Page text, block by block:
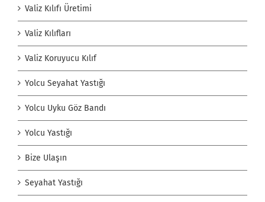
Valiz Kılıfı Üretimi
Valiz Kılıfları
Valiz Koruyucu Kılıf
Yolcu Seyahat Yastığı
Yolcu Uyku Göz Bandı
Yolcu Yastığı
Bize Ulaşın
Seyahat Yastığı